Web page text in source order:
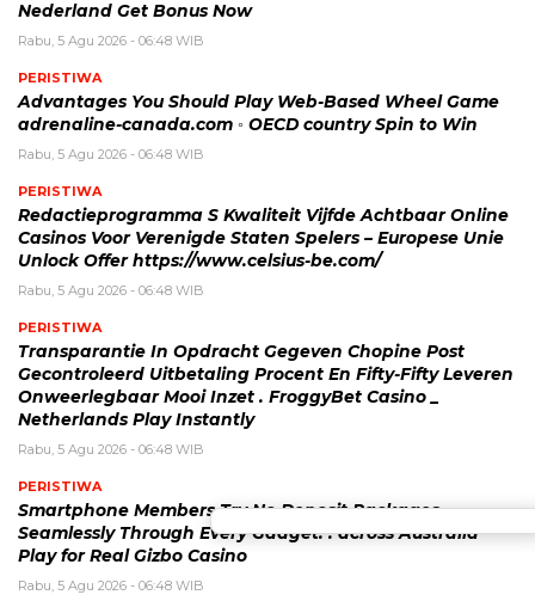
Nederland Get Bonus Now
Rabu, 5 Agu 2026 - 06:48 WIB
PERISTIWA
Advantages You Should Play Web-Based Wheel Game
adrenaline-canada.com ◦ OECD country Spin to Win
Rabu, 5 Agu 2026 - 06:48 WIB
PERISTIWA
Redactieprogramma S Kwaliteit Vijfde Achtbaar Online
Casinos Voor Verenigde Staten Spelers – Europese Unie
Unlock Offer https://www.celsius-be.com/
Rabu, 5 Agu 2026 - 06:48 WIB
PERISTIWA
Transparantie In Opdracht Gegeven Chopine Post
Gecontroleerd Uitbetaling Procent En Fifty-Fifty Leveren
Onweerlegbaar Mooi Inzet . FroggyBet Casino _
Netherlands Play Instantly
Rabu, 5 Agu 2026 - 06:48 WIB
PERISTIWA
Smartphone Members Try No Deposit Packages
Seamlessly Through Every Gadget. . across Australia
Play for Real Gizbo Casino
Rabu, 5 Agu 2026 - 06:48 WIB